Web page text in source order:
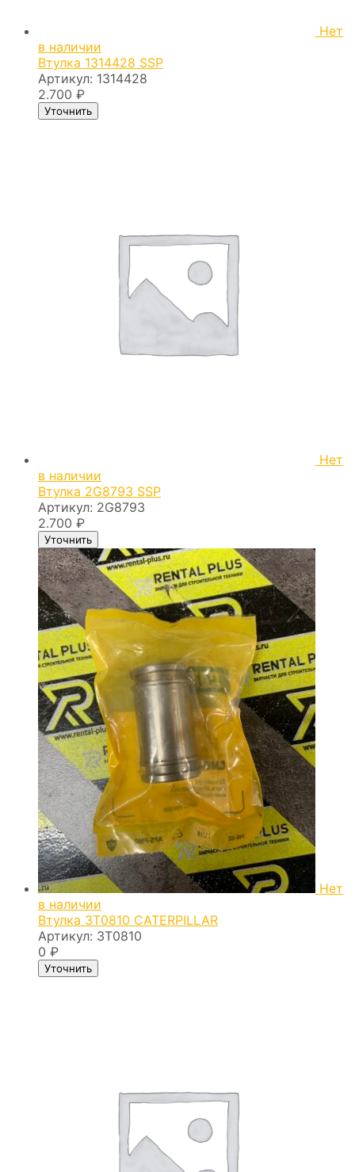
Нет
в наличии
Втулка 1314428 SSP
Артикул: 1314428
2.700 ₽
Уточнить
Нет
в наличии
Втулка 2G8793 SSP
Артикул: 2G8793
2.700 ₽
Уточнить
Нет
в наличии
Втулка 3T0810 CATERPILLAR
Артикул: 3T0810
0 ₽
Уточнить